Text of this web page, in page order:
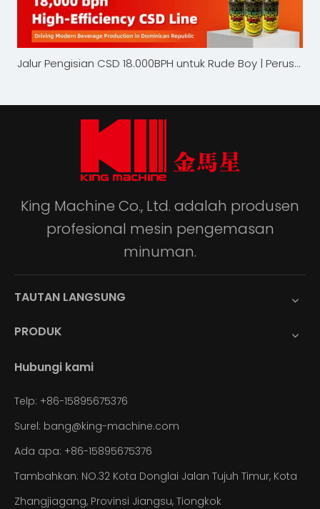
Jalur Pengisian CSD 18.000BPH untuk Rude Boy | Perusahaan Mesin Raja
King Machine Co., Ltd. adalah produsen
profesional mesin pengemasan
minuman.
TAUTAN LANGSUNG
PRODUK
Hubungi kami
Telp: +86-15895675376
Surel: bang@king-machine.com
Ada apa: +86-15895675376
Tambahkan: NO.32 Kota Donglai Jalan Tujuh Timur, Kota
Zhangjiagang, Provinsi Jiangsu, Tiongkok